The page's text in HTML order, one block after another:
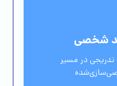
شخصی
در مسیر